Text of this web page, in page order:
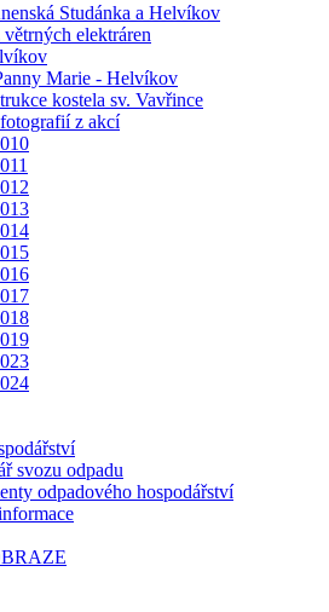
Studánka a Helvíkov
elektráren
Marie - Helvíkov
kostela sv. Vavřince
z akcí
svozu odpadu
odpadového hospodářství